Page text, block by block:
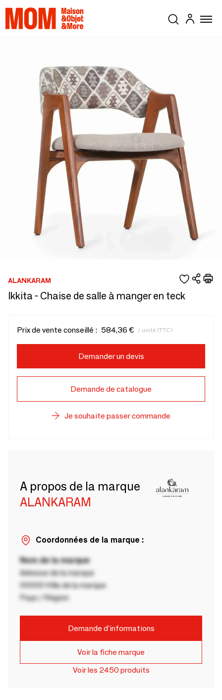
ALANKARAM
Ikkita - Chaise de salle à manger en teck
Prix de vente conseillé : 584,36 € / unité (TTC)
Demander un devis
Demande de catalogue
Je souhaite passer commande
A propos de la marque
ALANKARAM
Coordonnées de la marque :
Nom de la marque
Adresse de la marque
00000 Ville de la marque
Pays / Région
Demande d'informations
Voir la fiche marque
Voir les 2450 produits